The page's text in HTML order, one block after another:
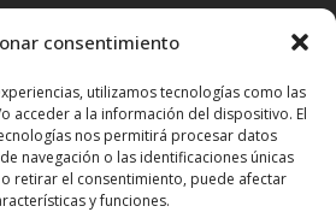
consentimiento
utilizamos tecnologías como las
acceder a la información del dispositivo. El
nos permitirá procesar datos
navegación o las identificaciones únicas
retirar el consentimiento, puede afectar
y funciones.